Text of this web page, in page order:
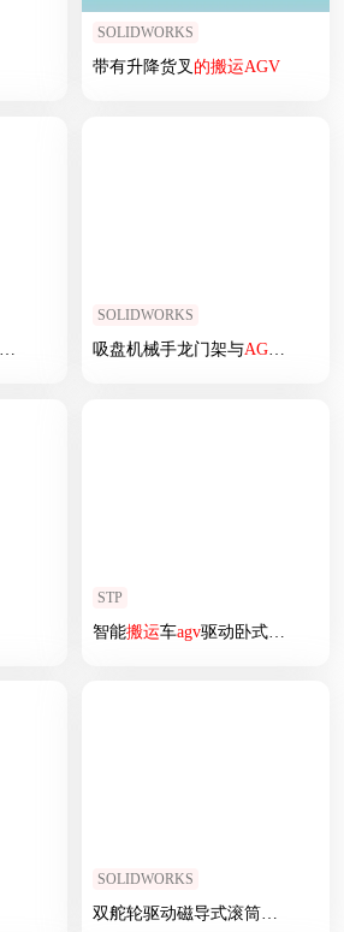
SOLIDWORKS
带有升降货叉 的搬运AGV
SOLIDWORKS
吸盘机械手龙门架与AGV
STP
智能搬运车agv驱动卧式转向轮
SOLIDWORKS
双舵轮驱动磁导式滚筒
搬运